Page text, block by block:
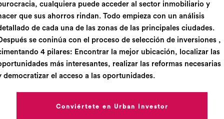
cualquiera puede acceder al sector inmobiliario y
que sus ahorros rindan. Todo empieza con un análisis
de cada una de las zonas de las principales ciudades.
se coninúa con el proceso de selección de inversiones ,
4 pilares: Encontrar la mejor ubicación, localizar las
más interesantes, realizar las reformas necesarias
democratizar el acceso a las oportunidades.
Conviértete en Urban Investor